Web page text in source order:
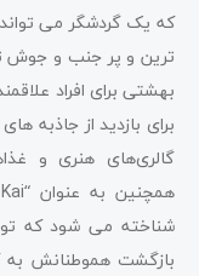
که یک گردشگر می تواند
ترین و پر جنب و جوش
بهشتی برای افراد
برای بازدید از جاذبه
گالری‌های هنری و
شناخته می شود که
بازگشت هموطنانش به